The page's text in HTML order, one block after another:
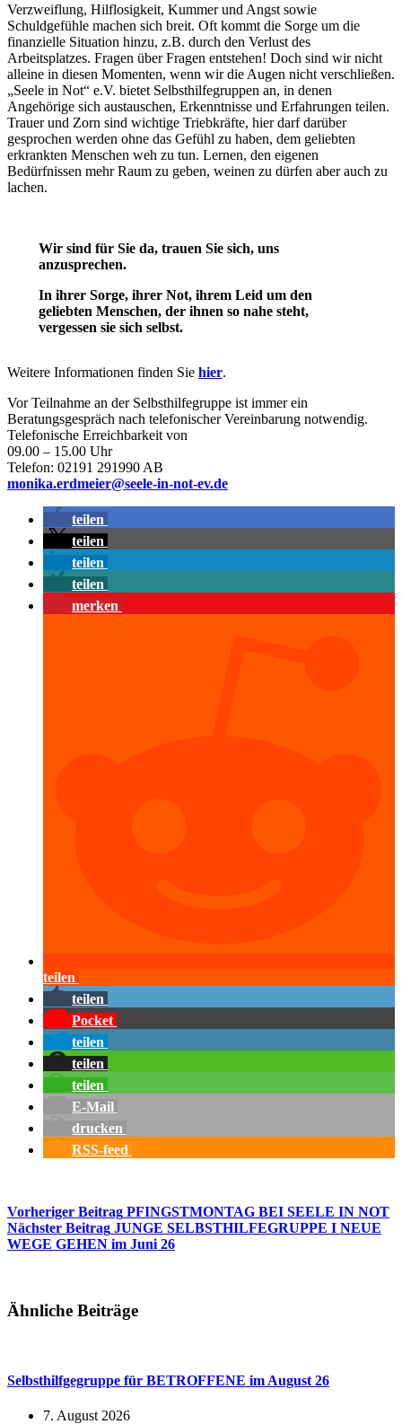
Verzweiflung, Hilflosigkeit, Kummer und Angst sowie
Schuldgefühle machen sich breit. Oft kommt die Sorge um die
finanzielle Situation hinzu, z.B. durch den Verlust des
Arbeitsplatzes. Fragen über Fragen entstehen! Doch sind wir nicht
alleine in diesen Momenten, wenn wir die Augen nicht verschließen.
„Seele in Not“ e.V. bietet Selbsthilfegruppen an, in denen
Angehörige sich austauschen, Erkenntnisse und Erfahrungen teilen.
Trauer und Zorn sind wichtige Triebkräfte, hier darf darüber
gesprochen werden ohne das Gefühl zu haben, dem geliebten
erkrankten Menschen weh zu tun. Lernen, den eigenen
Bedürfnissen mehr Raum zu geben, weinen zu dürfen aber auch zu
lachen.
Wir sind für Sie da, trauen Sie sich, uns
anzusprechen.
In ihrer Sorge, ihrer Not, ihrem Leid um den
geliebten Menschen, der ihnen so nahe steht,
vergessen sie sich selbst.
Weitere Informationen finden Sie hier.
Vor Teilnahme an der Selbsthilfegruppe ist immer ein
Beratungsgespräch nach telefonischer Vereinbarung notwendig.
Telefonische Erreichbarkeit von
09.00 – 15.00 Uhr
Telefon: 02191 291990 AB
monika.erdmeier@seele-in-not-ev.de
teilen
teilen
teilen
teilen
merken
teilen
teilen
Pocket
teilen
teilen
teilen
E-Mail
drucken
RSS-feed
Vorheriger Beitrag PFINGSTMONTAG BEI SEELE IN NOT
Nächster Beitrag JUNGE SELBSTHILFEGRUPPE I NEUE
WEGE GEHEN im Juni 26
Ähnliche Beiträge
Selbsthilfgegruppe für BETROFFENE im August 26
7. August 2026